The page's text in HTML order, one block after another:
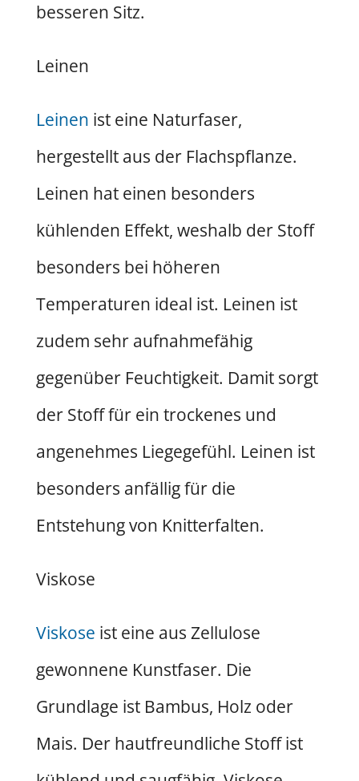
besseren Sitz.
Leinen
Leinen ist eine Naturfaser,
hergestellt aus der Flachspflanze.
Leinen hat einen besonders
kühlenden Effekt, weshalb der Stoff
besonders bei höheren
Temperaturen ideal ist. Leinen ist
zudem sehr aufnahmefähig
gegenüber Feuchtigkeit. Damit sorgt
der Stoff für ein trockenes und
angenehmes Liegegefühl. Leinen ist
besonders anfällig für die
Entstehung von Knitterfalten.
Viskose
Viskose ist eine aus Zellulose
gewonnene Kunstfaser. Die
Grundlage ist Bambus, Holz oder
Mais. Der hautfreundliche Stoff ist